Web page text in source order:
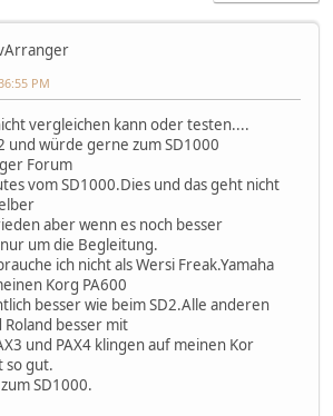
PM
vergleichen kann oder testen....
und würde gerne zum SD1000
Forum
vom SD1000.Dies und das geht nicht
aber wenn es noch besser
um die Begleitung.
ich nicht als Wersi Freak.Yamaha
Korg PA600
besser wie beim SD2.Alle anderen
Roland besser mit
und PAX4 klingen auf meinen Kor
so gut.
SD1000.